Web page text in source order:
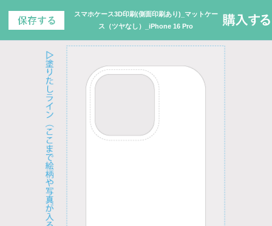
スマホケース3D印刷(側面印刷あり)_マットケー
ス（ツヤなし）_iPhone 16 Pro